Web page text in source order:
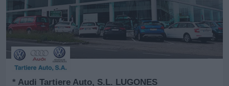
* Audi Tartiere Auto, S.L. LUGONES